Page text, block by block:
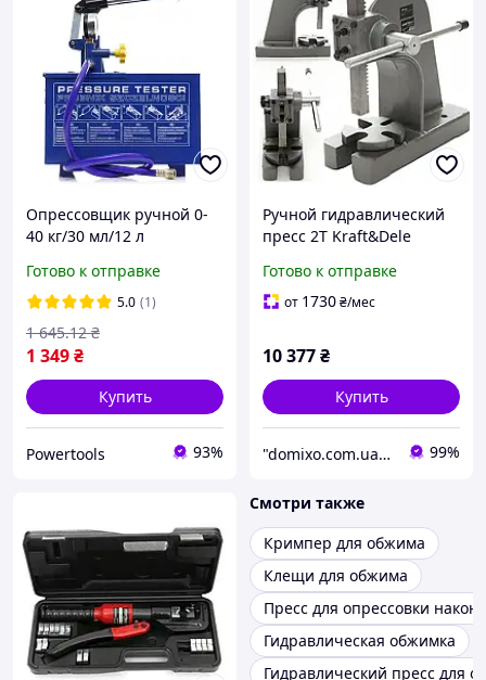
Опрессовщик ручной 0-
40 кг/30 мл/12 л
для гидравлических
испытаний
Готово к отправке
5.0 (1)
1 349₴
1 645.12 ₴
Купить
Powertools 93%
Ручной гидравлический
пресс 2T Kraft&Dele
пресс для мастерской и
гаража
Готово к отправке
от 1730₴/мес
10 377₴
Купить
"domixo.com.ua" - интернет-магазин 99%
Смотри также
Кримпер для обжима
Клещи для обжима
Пресс для опрессовки
Гидравлическая обжимка
Гидравлический пресс для